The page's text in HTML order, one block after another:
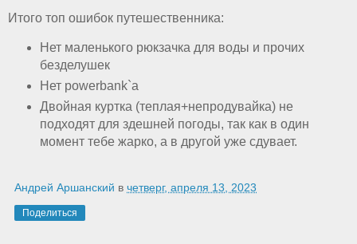
Итого топ ошибок путешественника:
Нет маленького рюкзачка для воды и прочих
безделушек
Нет powerbank`a
Двойная куртка (теплая+непродувайка) не
подходят для здешней погоды, так как в один
момент тебе жарко, а в другой уже сдувает.
Андрей Аршанский в четверг, апреля 13, 2023
Поделиться